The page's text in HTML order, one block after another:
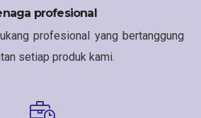
profesional
profesional yang bertanggung
setiap produk kami.